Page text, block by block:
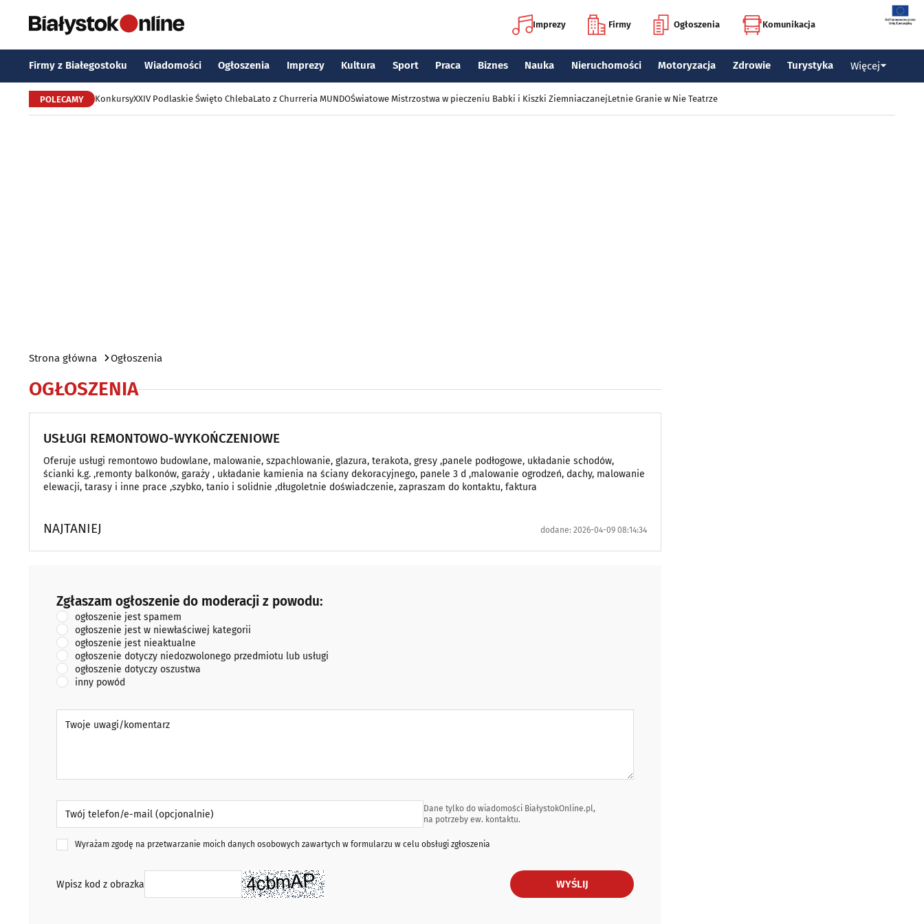
Imprezy Firmy Ogłoszenia Komunikacja
Firmy z Białegostoku Wiadomości Ogłoszenia Imprezy Kultura Sport Praca Biznes Nauka Nieruchomości Motoryzacja Zdrowie Turystyka Więcej
POLECAMY KonkursyXXIV Podlaskie Święto ChlebaLato z Churreria MUNDOŚwiatowe Mistrzostwa w pieczeniu Babki i Kiszki ZiemniaczanejLetnie Granie w Nie Teatrze
Strona główna Ogłoszenia
OGŁOSZENIA
USŁUGI REMONTOWO-WYKOŃCZENIOWE
Oferuje usługi remontowo budowlane, malowanie, szpachlowanie, glazura, terakota, gresy ,panele podłogowe, układanie schodów,
ścianki k.g. ,remonty balkonów, garaży , układanie kamienia na ściany dekoracyjnego, panele 3 d ,malowanie ogrodzeń, dachy, malowanie
elewacji, tarasy i inne prace ,szybko, tanio i solidnie ,długoletnie doświadczenie, zapraszam do kontaktu, faktura
NAJTANIEJ dodane: 2026-04-09 08:14:34
Zgłaszam ogłoszenie do moderacji z powodu:
Zgłaszam ogłoszenie do moderacji z powodu:
ogłoszenie jest spamem
ogłoszenie jest w niewłaściwej kategorii
ogłoszenie jest nieaktualne
ogłoszenie dotyczy niedozwolonego przedmiotu lub usługi
ogłoszenie dotyczy oszustwa
inny powód
Dane tylko do wiadomości BiałystokOnline.pl,
na potrzeby ew. kontaktu.
Wyrażam zgodę na przetwarzanie moich danych osobowych zawartych w formularzu w celu obsługi zgłoszenia
Wpisz kod z obrazka WYŚLIJ